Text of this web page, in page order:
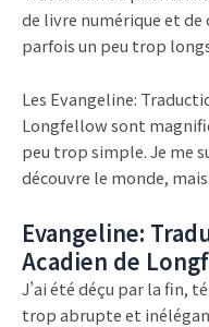
de livre numérique et
parfois un peu trop
Les Evangeline:
Longfellow sont
peu trop simple. Je me
découvre le monde,
Evangeline:
Acadien de
J’ai été déçu par la fin,
trop abrupte et